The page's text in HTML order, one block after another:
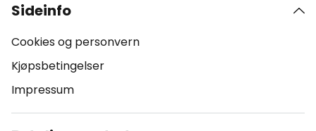
Sideinfo
Cookies og personvern
Kjøpsbetingelser
Impressum